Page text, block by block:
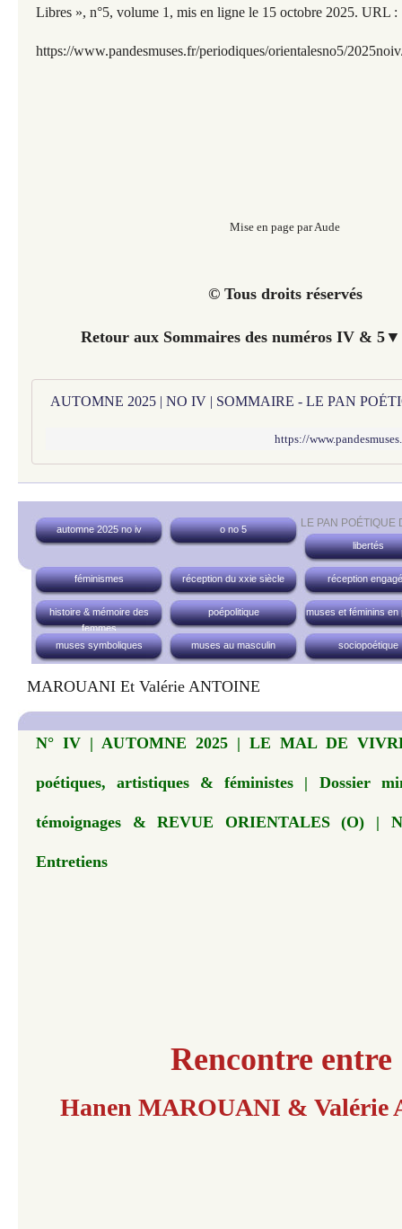
Libres », n°5, volume 1, mis en ligne le 15 octobre 2025. URL :
https://www.pandesmuses.fr/periodiques/orientalesno5/
Mise en page par Aude
© Tous droits réservés
Retour aux Sommaires des numéros IV &
AUTOMNE 2025 | NO IV | SOMMAIRE - LE PAN
https://
LE PAN POÉTIQUE
automne 2025 no iv
o no 5
libertés
féminismes réception du xxie siècle réception
histoire & mémoire des
femmes
poépolitique muses et féminins en
muses symboliques muses au masculin sociopoétique
MAROUANI Et Valérie ANTOINE
N° IV | AUTOMNE 2025 | LE MAL DE
poétiques, artistiques & féministes | Dossier
témoignages & REVUE ORIENTALES (O) |
Entretiens
Rencontre entre
Hanen MAROUANI & Valérie